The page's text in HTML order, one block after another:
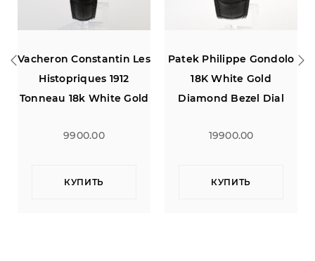
Patek Philippe Gondolo
18K White Gold
Diamond Bezel Dial
19900.00
КУПИТЬ
Patek Philippe
Complications Manual
Wind Chronograph 18K
59000.00
КУПИТЬ